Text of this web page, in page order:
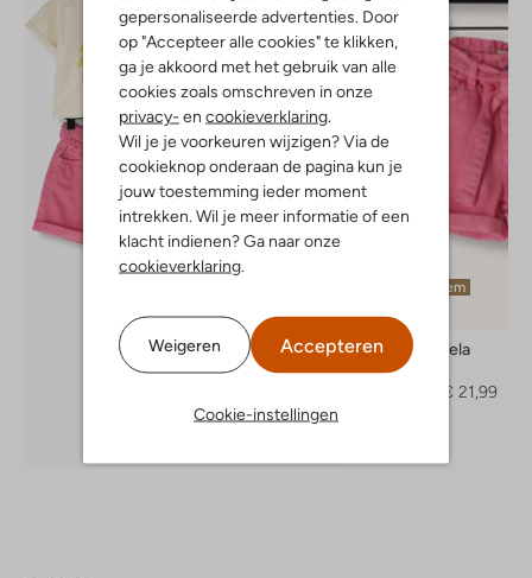
gepersonaliseerde advertenties. Door
op "Accepteer alle cookies" te klikken,
ga je akkoord met het gebruik van alle
cookies zoals omschreven in onze
privacy- en cookieverklaring.
Wil je je voorkeuren wijzigen? Via de
cookieknop onderaan de pagina kun je
jouw toestemming ieder moment
intrekken. Wil je meer informatie of een
klacht indienen? Ga naar onze
cookieverklaring.
Weigeren Accepteren
Cookie-instellingen
Laatste item
-60%
Ammehoela
Short
€ 21,99